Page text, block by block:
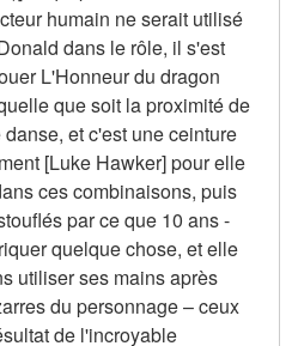
humain ne serait utilisé
dans le rôle, il s'est
L'Honneur du dragon
que soit la proximité de
et c'est une ceinture
[Luke Hawker] pour elle
ces combinaisons, puis
par ce que 10 ans -
quelque chose, et elle
utiliser ses mains après
du personnage – ceux
de l'incroyable